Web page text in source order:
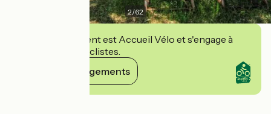
2/62
Cet établissement est Accueil Vélo et s'engage à
accueillir des cyclistes.
Voir ses engagements